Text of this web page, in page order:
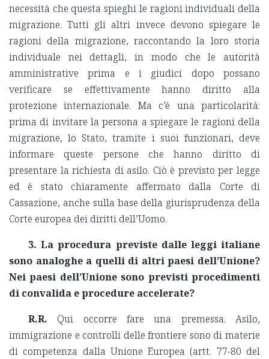
necessità che questa spieghi le ragioni individuali della
migrazione. Tutti gli altri invece devono spiegare le
ragioni della migrazione, raccontando la loro storia
individuale nei dettagli, in modo che le autorità
amministrative prima e i giudici dopo possano
verificare se effettivamente hanno diritto alla
protezione internazionale. Ma c’è una particolarità:
prima di invitare la persona a spiegare le ragioni della
migrazione, lo Stato, tramite i suoi funzionari, deve
informare queste persone che hanno diritto di
presentare la richiesta di asilo. Ciò è previsto per legge
ed è stato chiaramente affermato dalla Corte di
Cassazione, anche sulla base della giurisprudenza della
Corte europea dei diritti dell’Uomo.
3. La procedura previste dalle leggi italiane
sono analoghe a quelli di altri paesi dell’Unione?
Nei paesi dell’Unione sono previsti procedimenti
di convalida e procedure accelerate?
R.R. Qui occorre fare una premessa. Asilo,
immigrazione e controlli delle frontiere sono di materie
di competenza dalla Unione Europea (artt. 77-80 del